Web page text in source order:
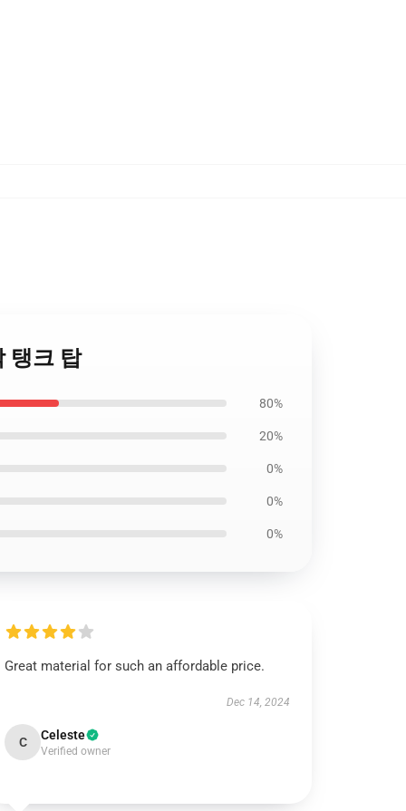
탱크 탑
80%
20%
0%
0%
0%
Great material for such an affordable price.
Dec 14, 2024
C Celeste
Verified owner